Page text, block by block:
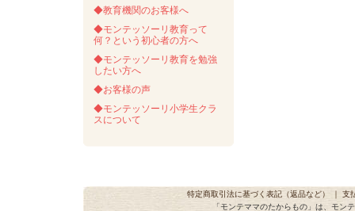
◆教育機関のお客様へ
◆モンテッソーリ教育って
何？という初心者の方へ
◆モンテッソーリ教育を勉強
したい方へ
◆お客様の声
◆モンテッソーリ小学生クラ
スについて
特定商取引法に基づく表記（返品など） ｜ 支
「モンテママのたからもの」は、モン